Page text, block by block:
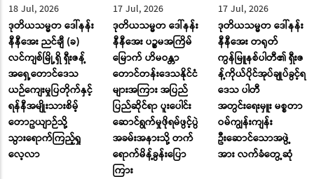
18 Jul, 2026
ဒုတိယသမ္မတ ဒေါ်နန်း
နီနီအေး ညင်ချီ (ခ)
လင်ကျစ်မြို့ရှိ ရှီးဇန့်
အရှေ့တောင်ဒေသ
ယဉ်ကျေးမှုပြတိုက်နှင့်
ရန်နီအမျိုးသားစိမ့်
တောဥယျာဉ်သို့
သွားရောက်ကြည့်ရှု
လေ့လာ
17 Jul, 2026
ဒုတိယသမ္မတ ဒေါ်နန်း
နီနီအေး ပဉ္စမအကြိမ်
မြောက် ဟိမဝန္တာ
တောင်တန်းဒေသနိုင်ငံ
များအကြား အပြည်
ပြည်ဆိုင်ရာ ပူးပေါင်း
ဆောင်ရွက်မှုဖိုရမ်ဖွင့်ပွဲ
အခမ်းအနားသို့ တက်
ရောက်မိန့်ခွန်းပြော
ကြား
17 Jul, 2026
ဒုတိယသမ္မတ ဒေါ်နန်း
နီနီအေး တရုတ်
ကွန်မြူနစ်ပါတီ၏ ရှီးဇ
န့်ကိုယ်ပိုင်အုပ်ချုပ်ခွင့်ရ
ဒေသ ပါတီ
အတွင်းရေးမှူး မစ္စတာ
ဝမ်ကျွန်းကျန်း
ဦးဆောင်သောအဖွဲ့
အား လက်ခံတွေ့ဆုံ